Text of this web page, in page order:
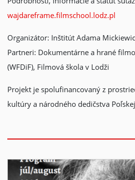
wajdareframe.filmschool.lodz.pl
Organizátor: Inštitút Adama
Partneri: Dokumentárne a hrané
(WFDiF), Filmová škola v Lodži
Projekt je spolufinancovaný z
kultúry a národného dedičstva